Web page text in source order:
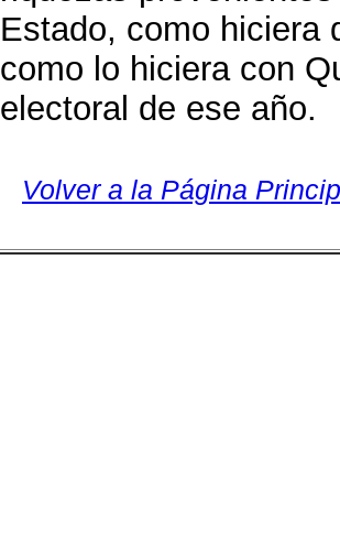
Estado, como hiciera
como lo hiciera con
electoral de ese año.
Volver a la Página